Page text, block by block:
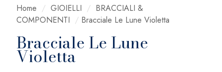
Home / GIOIELLI / BRACCIALI &
COMPONENTI / Bracciale Le Lune Violetta
Bracciale Le Lune
Violetta